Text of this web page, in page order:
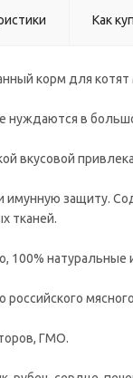
Как
корм для
нуждаются в
вкусовой
имунную защиту.
тканей.
100%
российского
ГМО.